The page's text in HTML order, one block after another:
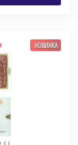
НОВИНКА